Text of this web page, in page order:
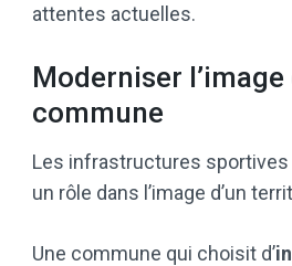
attentes actuelles.
Moderniser l’image
commune
Les infrastructures
un rôle dans l’image d’un
Une commune qui choisit d’